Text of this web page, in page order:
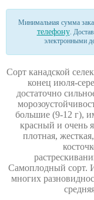
Минимальная сумма
телефону.
электронными
Сорт канадской
конец июля-
достаточно
большие (9-12 г),
красный и очень
плотная,
Самоплодный сорт.
многих